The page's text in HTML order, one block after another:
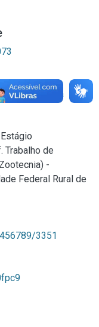
pesqueira
Trabalho de
-
Federal Rural de
3351